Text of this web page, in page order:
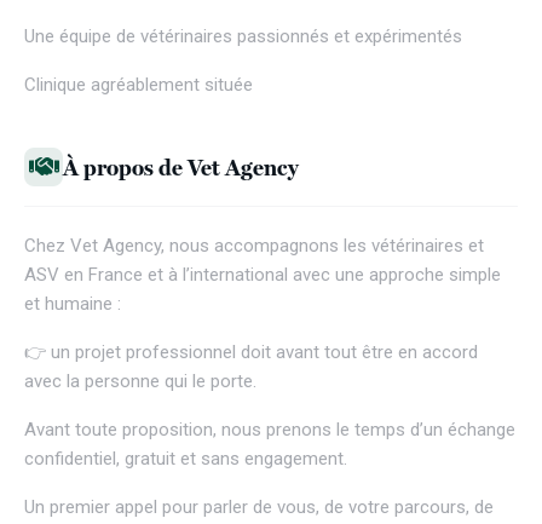
Une équipe de vétérinaires passionnés et expérimentés
Clinique agréablement située
À propos de Vet Agency
Chez Vet Agency, nous accompagnons les vétérinaires et
ASV en France et à l’international avec une approche simple
et humaine :
👉 un projet professionnel doit avant tout être en accord
avec la personne qui le porte.
Avant toute proposition, nous prenons le temps d’un échange
confidentiel, gratuit et sans engagement.
Un premier appel pour parler de vous, de votre parcours, de